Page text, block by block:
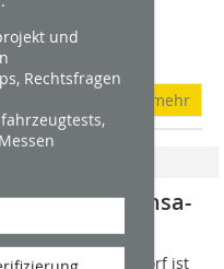
und
Rechtsfragen
eine
mehr
am Hansa-
TSS“
in Sierksdorf ist